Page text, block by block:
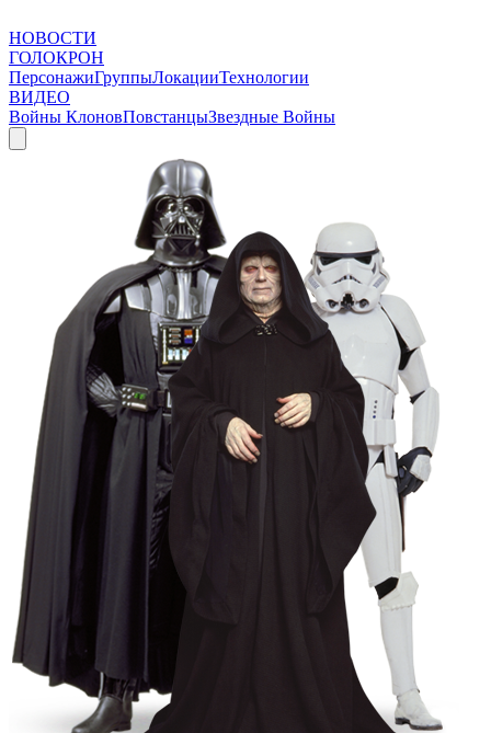
НОВОСТИ
ГОЛОКРОН
ПерсонажиГруппыЛокацииТехнологии
ВИДЕО
Войны КлоновПовстанцыЗвездные Войны